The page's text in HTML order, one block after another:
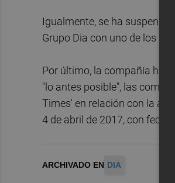
Igualmente, se ha
Grupo Dia con uno de los
Por último, la compañía ha
"lo antes posible", las
Times' en relación con la
4 de abril de 2017, con
ARCHIVADO EN DIA